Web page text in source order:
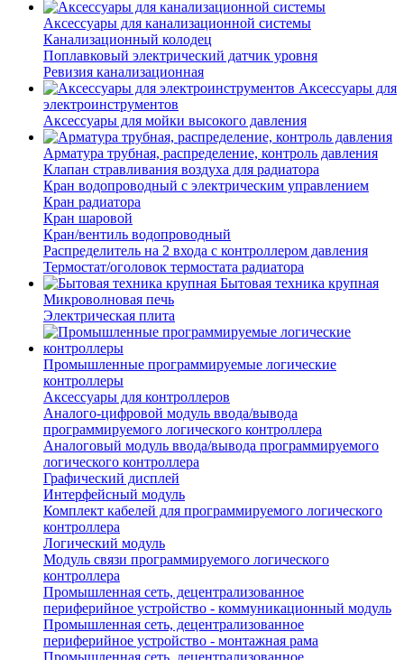
Аксессуары для канализационной системы
Канализационный колодец
Поплавковый электрический датчик уровня
Ревизия канализационная
Аксессуары для
электроинструментов
Аксессуары для мойки высокого давления
Арматура трубная, распределение, контроль давления
Клапан стравливания воздуха для радиатора
Кран водопроводный с электрическим управлением
Кран радиатора
Кран шаровой
Кран/вентиль водопроводный
Распределитель на 2 входа с контроллером давления
Термостат/оголовок термостата радиатора
Бытовая техника крупная
Микроволновая печь
Электрическая плита
Промышленные программируемые логические
контроллеры
Аксессуары для контроллеров
Аналого-цифровой модуль ввода/вывода
программируемого логического контроллера
Аналоговый модуль ввода/вывода программируемого
логического контроллера
Графический дисплей
Интерфейсный модуль
Комплект кабелей для программируемого логического
контроллера
Логический модуль
Модуль связи программируемого логического
контроллера
Промышленная сеть, децентрализованное
периферийное устройство - коммуникационный модуль
Промышленная сеть, децентрализованное
периферийное устройство - монтажная рама
Промышленная сеть, децентрализованное